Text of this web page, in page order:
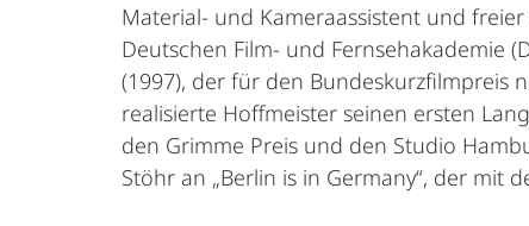
Material- und Kameraassistent und
Deutschen Film- und Fernsehakademie
(1997), der für den Bundeskurzfilmpreis
realisierte Hoffmeister seinen ersten
den Grimme Preis und den Studio
Stöhr an „Berlin is in Germany“, der mit